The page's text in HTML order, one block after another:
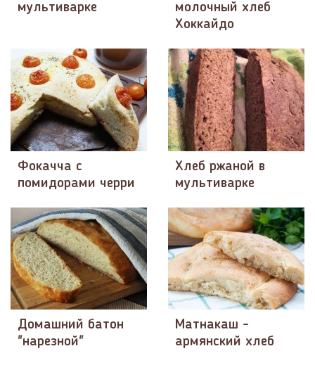
мультиварке
молочный хлеб
Хоккайдо
Фокачча с
помидорами черри
Хлеб ржаной в
мультиварке
Домашний батон
"нарезной"
Матнакаш -
армянский хлеб